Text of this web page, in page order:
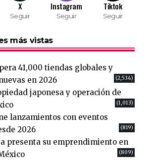
X
Seguir
Instagram
Seguir
Tiktok
Seguir
más vistas
41,000 tiendas globales y
en 2026
(2,534)
japonesa y operación de
(1,013)
lanzamientos con eventos
2026
(819)
presenta su emprendimiento en
(809)